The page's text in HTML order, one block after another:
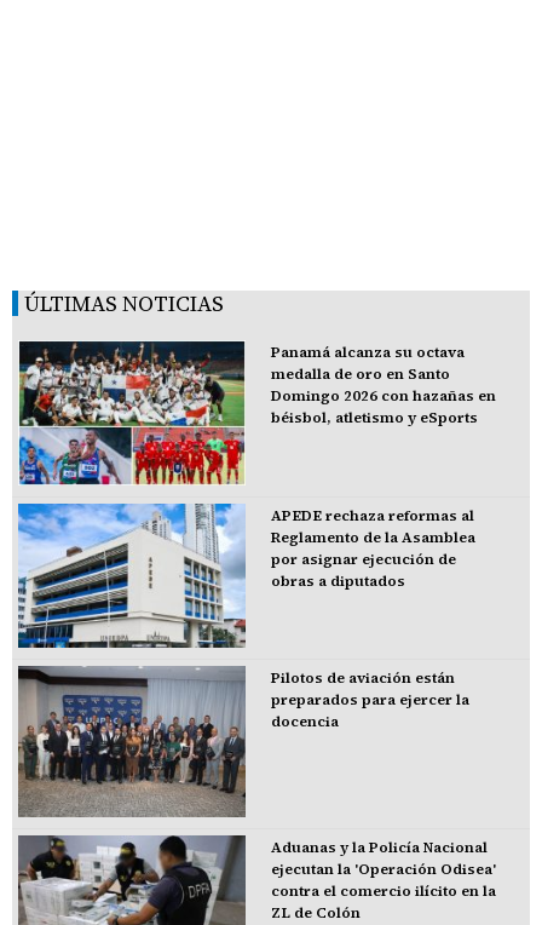
ÚLTIMAS NOTICIAS
Panamá alcanza su octava
medalla de oro en Santo
Domingo 2026 con hazañas en
béisbol, atletismo y eSports
APEDE rechaza reformas al
Reglamento de la Asamblea
por asignar ejecución de
obras a diputados
Pilotos de aviación están
preparados para ejercer la
docencia
Aduanas y la Policía Nacional
ejecutan la 'Operación Odisea'
contra el comercio ilícito en la
ZL de Colón